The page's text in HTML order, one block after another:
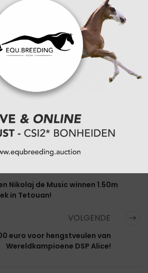
Bisharat de 1.35m rubriek
bleven net geen drie seconden
met de negenjarige Claus van
Liesbeth Hanssens vervolledigde
het zadel, Kasatchok van de
,SPRINGEN
Nikolaj de Music winnen 1.50m
in Tetouan!
VOLGENDE
euro voor hengstveulen van
Wereldkampioene DSP Alice!